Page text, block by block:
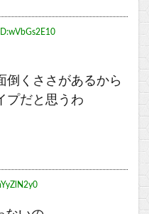
倒くささがあるから
プだと思うわ